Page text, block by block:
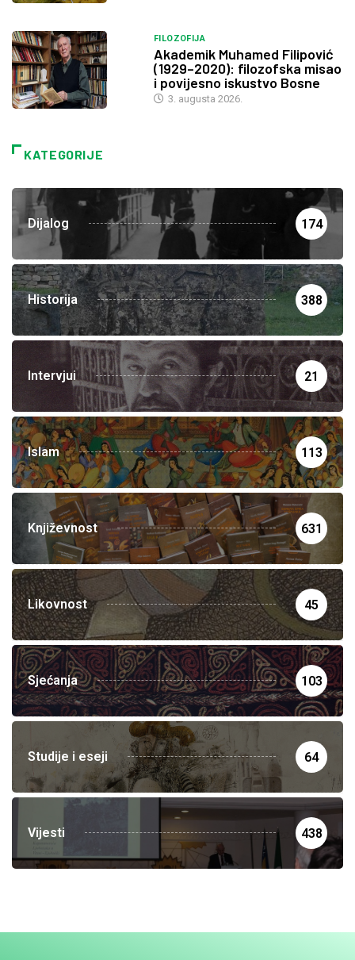
FILOZOFIJA
Akademik Muhamed Filipović
(1929–2020): filozofska misao
i povijesno iskustvo Bosne
3. augusta 2026.
KATEGORIJE
Dijalog 174
Historija 388
Intervjui 21
Islam 113
Književnost 631
Likovnost 45
Sjećanja 103
Studije i eseji 64
Vijesti 438